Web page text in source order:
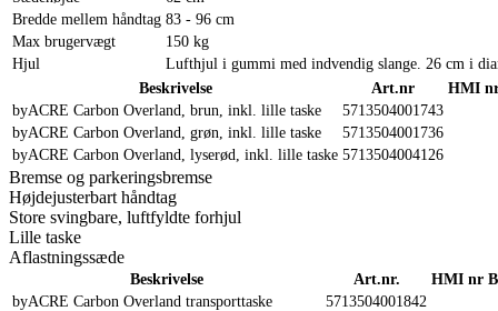
Bredde mellem håndtag 83 - 96 cm
Max brugervægt
150 kg
Hjul
Lufthjul i gummi med indvendig slange. 26 cm i
Beskrivelse
Art.nr
HMI
byACRE Carbon Overland, brun, inkl. lille taske
5713504001743
byACRE Carbon Overland, grøn, inkl. lille taske
5713504001736
byACRE Carbon Overland, lyserød, inkl. lille taske 5713504004126
Bremse og parkeringsbremse
Højdejusterbart håndtag
Store svingbare, luftfyldte forhjul
Lille taske
Aflastningssæde
Beskrivelse Art.nr. HMI nr
byACRE Carbon Overland transporttaske
5713504001842